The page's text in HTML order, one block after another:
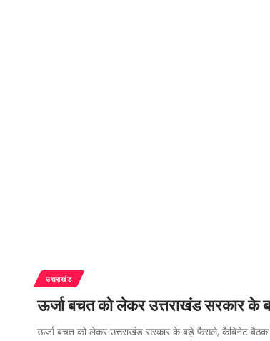
उत्तराखंड
ऊर्जा बचत को लेकर उत्तराखंड सरकार
ऊर्जा बचत को लेकर उत्तराखंड सरकार के बड़े फैसले, कैबिनेट